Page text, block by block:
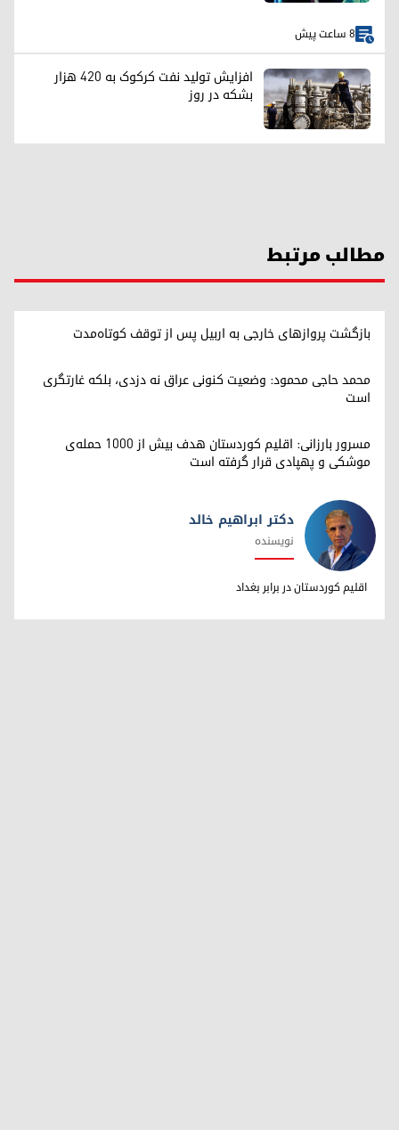
8 ساعت پیش
افزایش تولید نفت کرکوک به ۴۲۰ هزار
بشکه در روز
مطالب مرتبط
بازگشت پروازهای خارجی به اربیل پس از توقف کوتاه‌مدت
محمد حاجی محمود: وضعیت کنونی عراق نه دزدی، بلکه غارتگری
است
مسرور بارزانی: اقلیم کوردستان هدف بیش از ۱۰۰۰ حمله‌ی
موشکی و پهپادی قرار گرفته است
دکتر ابراهیم خالد
دکتر ابراهیم خالد
نویسنده
اقلیم کوردستان در برابر بغداد